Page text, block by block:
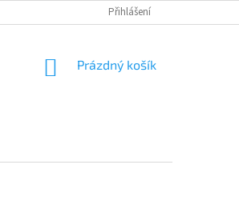
Přihlášení
NÁKUPNÍ
Prázdný košík